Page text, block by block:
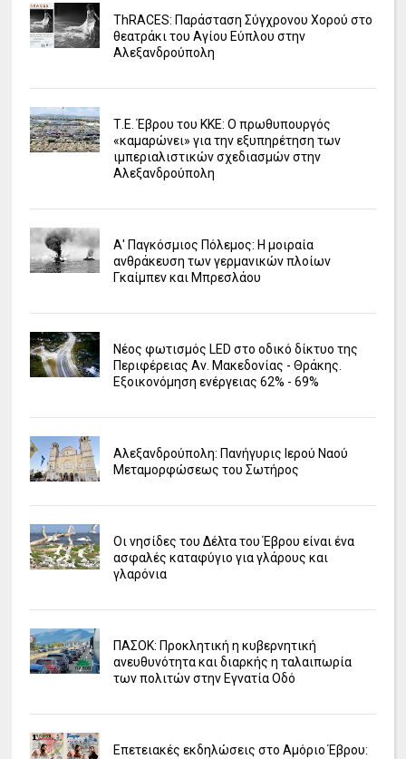
ΤhRACES: Παράσταση Σύγχρονου Χορού στο
θεατράκι του Αγίου Εύπλου στην
Αλεξανδρούπολη
Τ.Ε. Έβρου του ΚΚΕ: Ο πρωθυπουργός
«καμαρώνει» για την εξυπηρέτηση των
ιμπεριαλιστικών σχεδιασμών στην
Αλεξανδρούπολη
Α' Παγκόσμιος Πόλεμος: Η μοιραία
ανθράκευση των γερμανικών πλοίων
Γκαίμπεν και Μπρεσλάου
Νέος φωτισμός LED στο οδικό δίκτυο της
Περιφέρειας Αν. Μακεδονίας - Θράκης.
Εξοικονόμηση ενέργειας 62% - 69%
Αλεξανδρούπολη: Πανήγυρις Ιερού Ναού
Μεταμορφώσεως του Σωτήρος
Οι νησίδες του Δέλτα του Έβρου είναι ένα
ασφαλές καταφύγιο για γλάρους και
γλαρόνια
ΠΑΣΟΚ: Προκλητική η κυβερνητική
ανευθυνότητα και διαρκής η ταλαιπωρία
των πολιτών στην Εγνατία Οδό
Επετειακές εκδηλώσεις στο Αμόριο Έβρου: